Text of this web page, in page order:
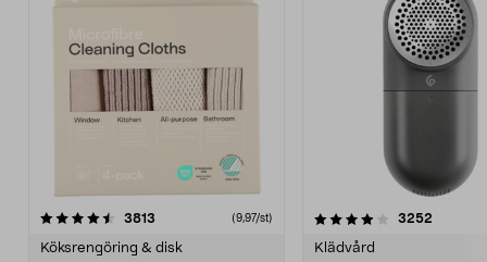
3813 (9,97/st)
Köksrengöring & disk
4.0av 5 stjärnor 3252
Klädvård
4.5av 5 stjärnor